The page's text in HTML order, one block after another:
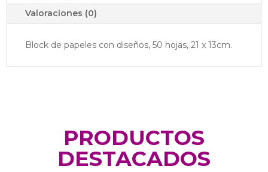
Valoraciones (0)
Block de papeles con diseños, 50 hojas, 21 x 13cm.
PRODUCTOS
DESTACADOS